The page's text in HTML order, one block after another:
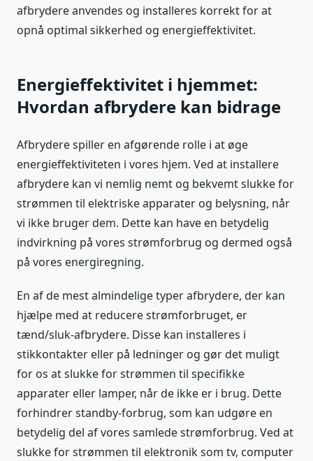
afbrydere anvendes og installeres korrekt for at
opnå optimal sikkerhed og energieffektivitet.
Energieffektivitet i hjemmet:
Hvordan afbrydere kan bidrage
Afbrydere spiller en afgørende rolle i at øge
energieffektiviteten i vores hjem. Ved at installere
afbrydere kan vi nemlig nemt og bekvemt slukke for
strømmen til elektriske apparater og belysning, når
vi ikke bruger dem. Dette kan have en betydelig
indvirkning på vores strømforbrug og dermed også
på vores energiregning.
En af de mest almindelige typer afbrydere, der kan
hjælpe med at reducere strømforbruget, er
tænd/sluk-afbrydere. Disse kan installeres i
stikkontakter eller på ledninger og gør det muligt
for os at slukke for strømmen til specifikke
apparater eller lamper, når de ikke er i brug. Dette
forhindrer standby-forbrug, som kan udgøre en
betydelig del af vores samlede strømforbrug. Ved at
slukke for strømmen til elektronik som tv, computer